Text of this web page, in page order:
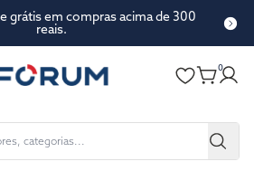
grátis em compras acima de 300
reais.
0